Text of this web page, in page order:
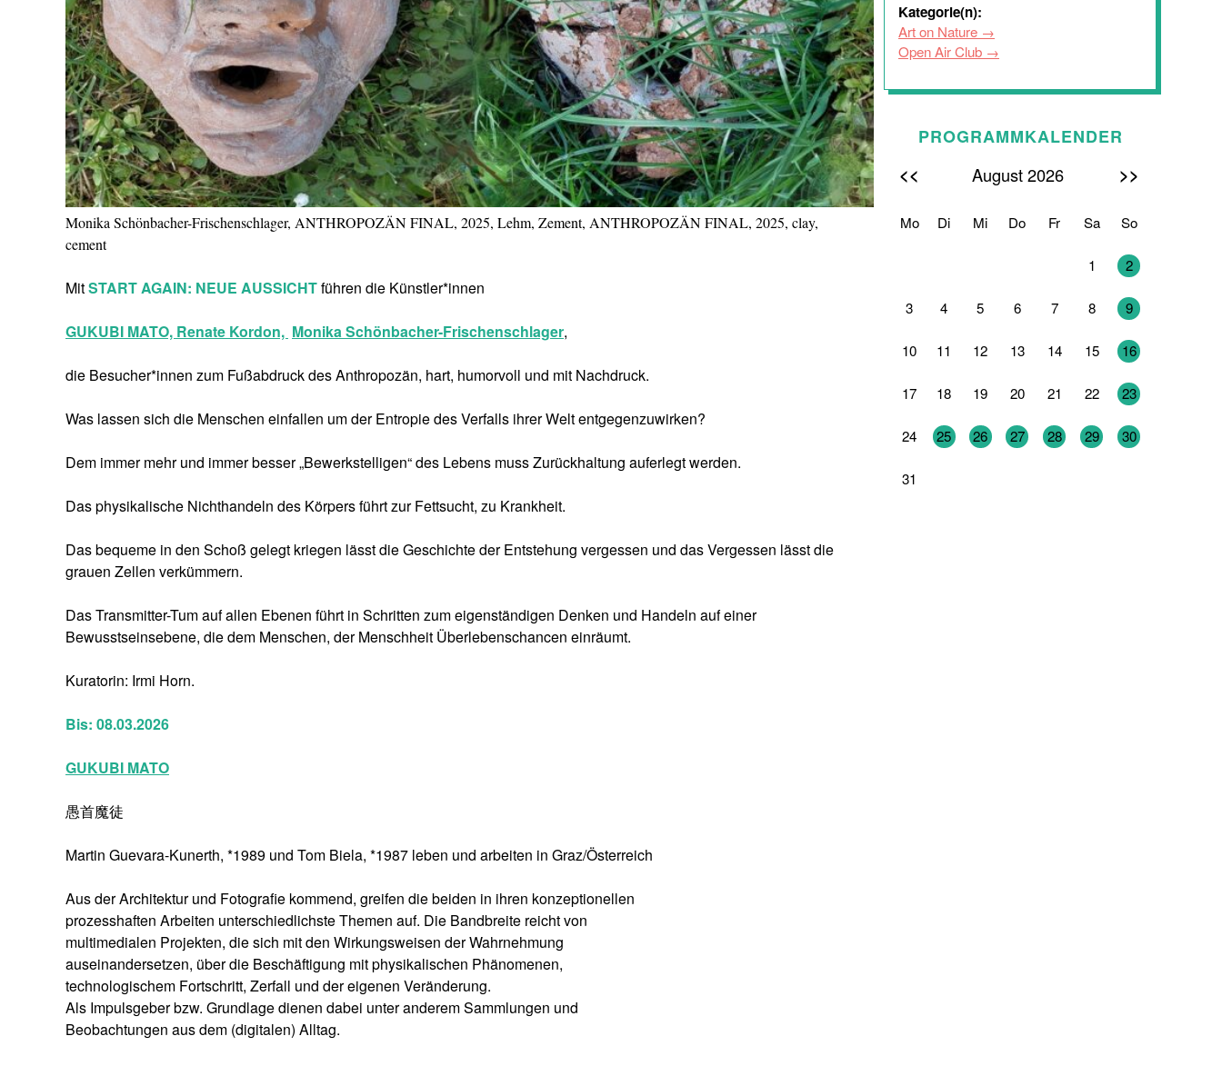
Monika Schönbacher-Frischenschlager, ANTHROPOZÄN FINAL, 2025, Lehm, Zement, ANTHROPOZÄN FINAL, 2025, clay,
cement
MitSTART AGAIN: NEUE AUSSICHTführen die Künstler*innen
GUKUBI MATO, Renate Kordon, Monika Schönbacher-Frischenschlager,
die Besucher*innen zum Fußabdruck des Anthropozän, hart, humorvoll und mit Nachdruck.
Was lassen sich die Menschen einfallen um der Entropie des Verfalls ihrer Welt entgegenzuwirken?
Dem immer mehr und immer besser „Bewerkstelligen“ des Lebens muss Zurückhaltung auferlegt werden.
Das physikalische Nichthandeln des Körpers führt zur Fettsucht, zu Krankheit.
Das bequeme in den Schoß gelegt kriegen lässt die Geschichte der Entstehung vergessen und das Vergessen lässt die
grauen Zellen verkümmern.
Das Transmitter-Tum auf allen Ebenen führt in Schritten zum eigenständigen Denken und Handeln auf einer
Bewusstseinsebene, die dem Menschen, der Menschheit Überlebenschancen einräumt.
Kuratorin: Irmi Horn.
Bis: 08.03.2026
GUKUBI MATO
愚首魔徒
Martin Guevara-Kunerth, *1989 und Tom Biela, *1987 leben und arbeiten in Graz/Österreich
Aus der Architektur und Fotografie kommend, greifen die beiden in ihren konzeptionellen
prozesshaften Arbeiten unterschiedlichste Themen auf. Die Bandbreite reicht von
multimedialen Projekten, die sich mit den Wirkungsweisen der Wahrnehmung
auseinandersetzen, über die Beschäftigung mit physikalischen Phänomenen,
technologischem Fortschritt, Zerfall und der eigenen Veränderung.
Als Impulsgeber bzw. Grundlage dienen dabei unter anderem Sammlungen und
Beobachtungen aus dem (digitalen) Alltag.
Kategorie(n):
Art on Nature
Open Air Club
PROGRAMMKALENDER
<< August 2026 >>
Mo Di Mi Do Fr Sa So
1 2
3 4 5 6 7 8 9
10 11 12 13 14 15 16
17 18 19 20 21 22 23
24 25 26 27 28 29 30
31